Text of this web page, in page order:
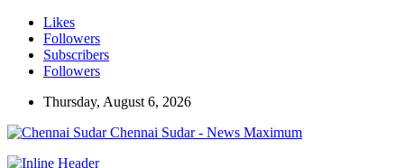
Likes
Followers
Subscribers
Followers
Thursday, August 6, 2026
Chennai Sudar - News Maximum